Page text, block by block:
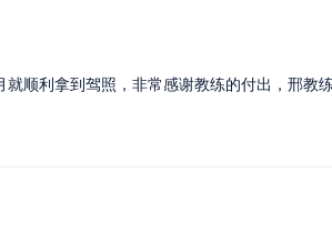
顺利拿到驾照，非常感谢教练的付出，邢教